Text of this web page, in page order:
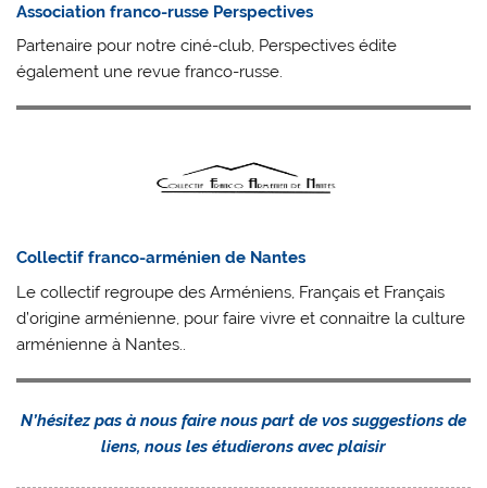
Association franco-russe Perspectives
Partenaire pour notre ciné-club, Perspectives édite
également une revue franco-russe.
Collectif franco-arménien de Nantes
Le collectif regroupe des Arméniens, Français et Français
d’origine arménienne, pour faire vivre et connaitre la culture
arménienne à Nantes..
N’hésitez pas à nous faire nous part de vos suggestions de
liens, nous les étudierons avec plaisir